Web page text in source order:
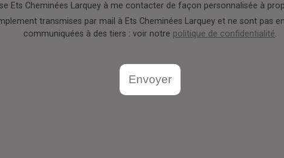
Ets Cheminées Larquey à me contacter de façon personnalisée à
transmises par mail à Ets Cheminées Larquey et ne sont pas
communiquées à des tiers : voir notre politique de confidentialité.
Envoyer